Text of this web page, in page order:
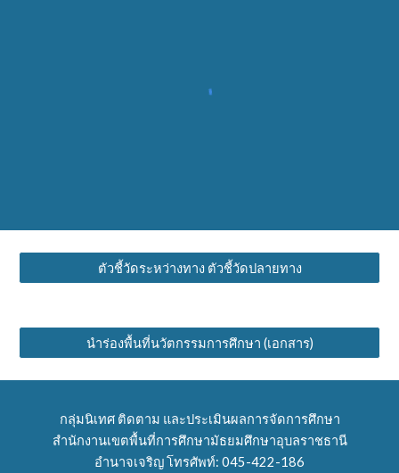
ตัวชี้วัดระหว่างทาง ตัวชี้วัดปลายทาง
นำร่องพื้นที่นวัตกรรมการศึกษา (เอกสาร)
กลุ่มนิเทศ ติดตาม และประเมินผลการจัดการศึกษา
สำนักงานเขตพื้นที่การศึกษามัธยมศึกษาอุบลราชธานี
อำนาจเจริญ โทรศัพท์: 045-422-186